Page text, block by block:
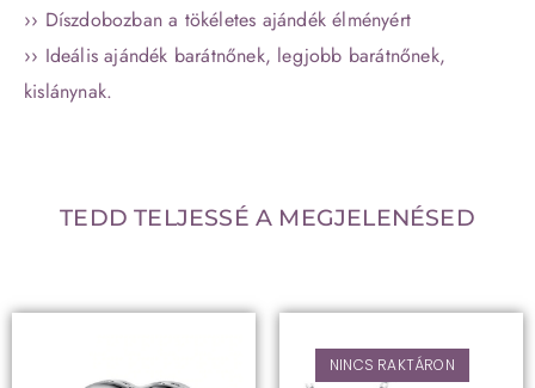
›› Díszdobozban a tökéletes ajándék élményért
›› Ideális ajándék barátnőnek, legjobb barátnőnek,
kislánynak.
TEDD TELJESSÉ A MEGJELENÉSED
NINCS RAKTÁRON